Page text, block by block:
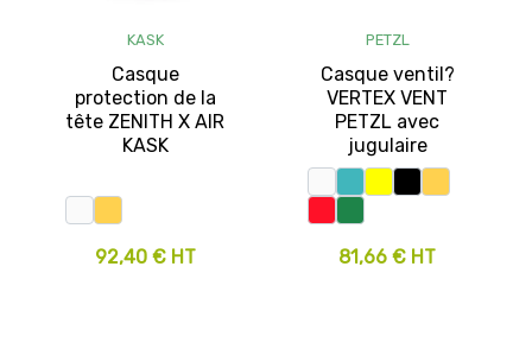
KASK
Casque
protection de la
tête ZENITH X AIR
KASK
92,40 € HT
PETZL
Casque ventil?
VERTEX VENT
PETZL avec
jugulaire
81,66 € HT